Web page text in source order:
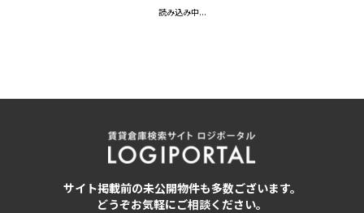
読み込み中...
サイト掲載前の未公開物件も多数ございます。
どうぞお気軽にご相談ください。